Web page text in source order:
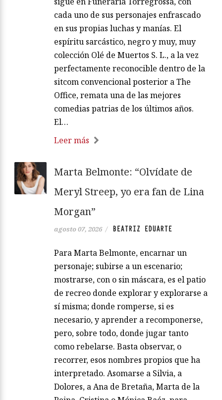
que los demás contendientes renuncien
a la candidatura. Mientras tanto, la vida
sigue en Funeraria Torregrossa, con
cada uno de sus personajes enfrascado
en sus propias luchas y manías. El
espíritu sarcástico, negro y muy, muy
colección Olé de Muertos S. L., a la vez
perfectamente reconocible dentro de la
sitcom convencional posterior a The
Office, remata una de las mejores
comedias patrias de los últimos años.
Leer más
Meryl Streep, yo era fan de Lina
agosto 07, 2026 /
Para Marta Belmonte, encarnar un
personaje; subirse a un escenario;
mostrarse, con o sin máscara, es el patio
de recreo donde explorar y explorarse a
sí misma; donde romperse, si es
necesario, y aprender a recomponerse,
pero, sobre todo, donde jugar tanto
como rebelarse. Basta observar, o
recorrer, esos nombres propios que ha